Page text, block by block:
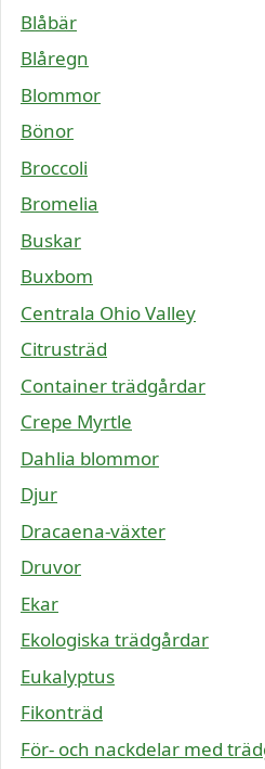
Blåbär
Blåregn
Blommor
Bönor
Broccoli
Bromelia
Buskar
Buxbom
Centrala Ohio Valley
Citrusträd
Container trädgårdar
Crepe Myrtle
Dahlia blommor
Djur
Dracaena-växter
Druvor
Ekar
Ekologiska trädgårdar
Eukalyptus
Fikonträd
För- och nackdelar med